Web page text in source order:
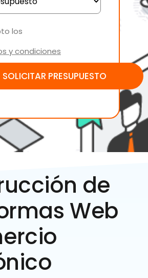
los
y condiciones
de
Web